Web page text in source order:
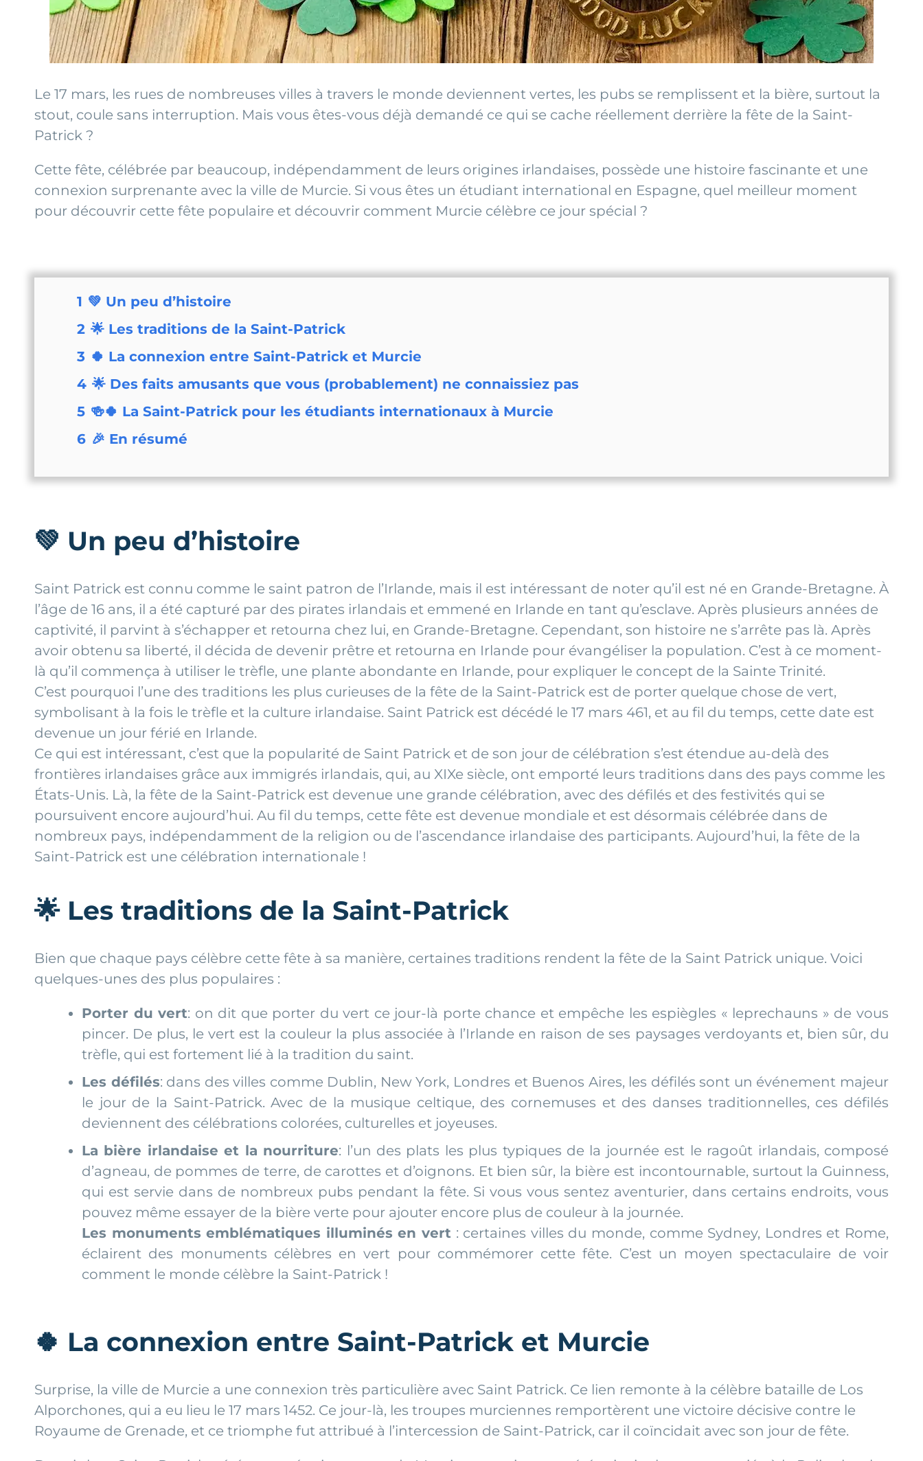
Le 17 mars, les rues de nombreuses villes à travers le monde deviennent vertes, les pubs se remplissent et la bière, surtout la
stout, coule sans interruption. Mais vous êtes-vous déjà demandé ce qui se cache réellement derrière la fête de la Saint-
Patrick ?
Cette fête, célébrée par beaucoup, indépendamment de leurs origines irlandaises, possède une histoire fascinante et une
connexion surprenante avec la ville de Murcie. Si vous êtes un étudiant international en Espagne, quel meilleur moment
pour découvrir cette fête populaire et découvrir comment Murcie célèbre ce jour spécial ?
1 💚 Un peu d’histoire
2 🌟 Les traditions de la Saint-Patrick
3 🍀 La connexion entre Saint-Patrick et Murcie
4 🌟 Des faits amusants que vous (probablement) ne connaissiez pas
5 🍻🍀 La Saint-Patrick pour les étudiants internationaux à Murcie
6 🎉 En résumé
💚 Un peu d’histoire
Saint Patrick est connu comme le saint patron de l’Irlande, mais il est intéressant de noter qu’il est né en Grande-Bretagne. À
l’âge de 16 ans, il a été capturé par des pirates irlandais et emmené en Irlande en tant qu’esclave. Après plusieurs années de
captivité, il parvint à s’échapper et retourna chez lui, en Grande-Bretagne. Cependant, son histoire ne s’arrête pas là. Après
avoir obtenu sa liberté, il décida de devenir prêtre et retourna en Irlande pour évangéliser la population. C’est à ce moment-
là qu’il commença à utiliser le trèfle, une plante abondante en Irlande, pour expliquer le concept de la Sainte Trinité.
C’est pourquoi l’une des traditions les plus curieuses de la fête de la Saint-Patrick est de porter quelque chose de vert,
symbolisant à la fois le trèfle et la culture irlandaise. Saint Patrick est décédé le 17 mars 461, et au fil du temps, cette date est
devenue un jour férié en Irlande.
Ce qui est intéressant, c’est que la popularité de Saint Patrick et de son jour de célébration s’est étendue au-delà des
frontières irlandaises grâce aux immigrés irlandais, qui, au XIXe siècle, ont emporté leurs traditions dans des pays comme les
États-Unis. Là, la fête de la Saint-Patrick est devenue une grande célébration, avec des défilés et des festivités qui se
poursuivent encore aujourd’hui. Au fil du temps, cette fête est devenue mondiale et est désormais célébrée dans de
nombreux pays, indépendamment de la religion ou de l’ascendance irlandaise des participants. Aujourd’hui, la fête de la
Saint-Patrick est une célébration internationale !
🌟 Les traditions de la Saint-Patrick
Bien que chaque pays célèbre cette fête à sa manière, certaines traditions rendent la fête de la Saint Patrick unique. Voici
quelques-unes des plus populaires :
Porter du vert: on dit que porter du vert ce jour-là porte chance et empêche les espiègles « leprechauns » de vous
pincer. De plus, le vert est la couleur la plus associée à l’Irlande en raison de ses paysages verdoyants et, bien sûr, du
trèfle, qui est fortement lié à la tradition du saint.
Les défilés: dans des villes comme Dublin, New York, Londres et Buenos Aires, les défilés sont un événement majeur
le jour de la Saint-Patrick. Avec de la musique celtique, des cornemuses et des danses traditionnelles, ces défilés
deviennent des célébrations colorées, culturelles et joyeuses.
La bière irlandaise et la nourriture: l’un des plats les plus typiques de la journée est le ragoût irlandais, composé
d’agneau, de pommes de terre, de carottes et d’oignons. Et bien sûr, la bière est incontournable, surtout la Guinness,
qui est servie dans de nombreux pubs pendant la fête. Si vous vous sentez aventurier, dans certains endroits, vous
pouvez même essayer de la bière verte pour ajouter encore plus de couleur à la journée.
Les monuments emblématiques illuminés en vert : certaines villes du monde, comme Sydney, Londres et Rome,
éclairent des monuments célèbres en vert pour commémorer cette fête. C’est un moyen spectaculaire de voir
comment le monde célèbre la Saint-Patrick !
🍀 La connexion entre Saint-Patrick et Murcie
Surprise, la ville de Murcie a une connexion très particulière avec Saint Patrick. Ce lien remonte à la célèbre bataille de Los
Alporchones, qui a eu lieu le 17 mars 1452. Ce jour-là, les troupes murciennes remportèrent une victoire décisive contre le
Royaume de Grenade, et ce triomphe fut attribué à l’intercession de Saint-Patrick, car il coïncidait avec son jour de fête.